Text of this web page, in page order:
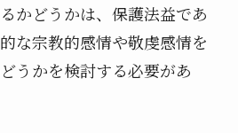
かどうかは、 保護法益であ
な宗教的感情や敬虔感情を
うかを検討する必要があ